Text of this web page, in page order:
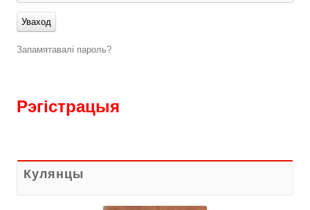
Запамятавалі пароль?
Рэгістрацыя
Кулянцы